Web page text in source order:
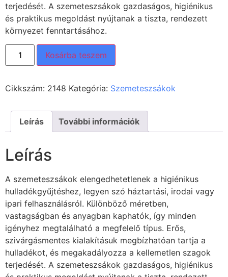
terjedését. A szemeteszsákok gazdaságos, higiénikus
és praktikus megoldást nyújtanak a tiszta, rendezett
környezet fenntartásához.
Kosárba teszem
Cikkszám: 2148 Kategória: Szemeteszsákok
Leírás További információk
Leírás
A szemeteszsákok elengedhetetlenek a higiénikus
hulladékgyűjtéshez, legyen szó háztartási, irodai vagy
ipari felhasználásról. Különböző méretben,
vastagságban és anyagban kaphatók, így minden
igényhez megtalálható a megfelelő típus. Erős,
szivárgásmentes kialakításuk megbízhatóan tartja a
hulladékot, és megakadályozza a kellemetlen szagok
terjedését. A szemeteszsákok gazdaságos, higiénikus